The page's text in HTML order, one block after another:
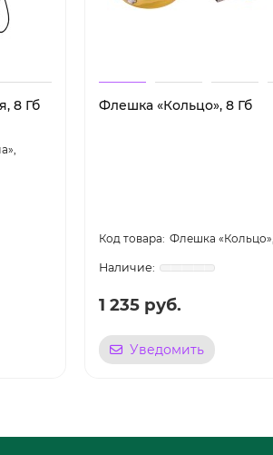
8 Гб Флешка «Кольцо», 8 Гб
Флешка
1 235 руб.
Уведомить